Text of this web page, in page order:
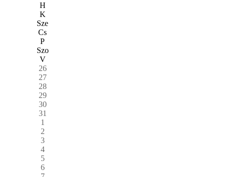
H
K
Sze
Cs
P
Szo
V
26
27
28
29
30
31
1
2
3
4
5
6